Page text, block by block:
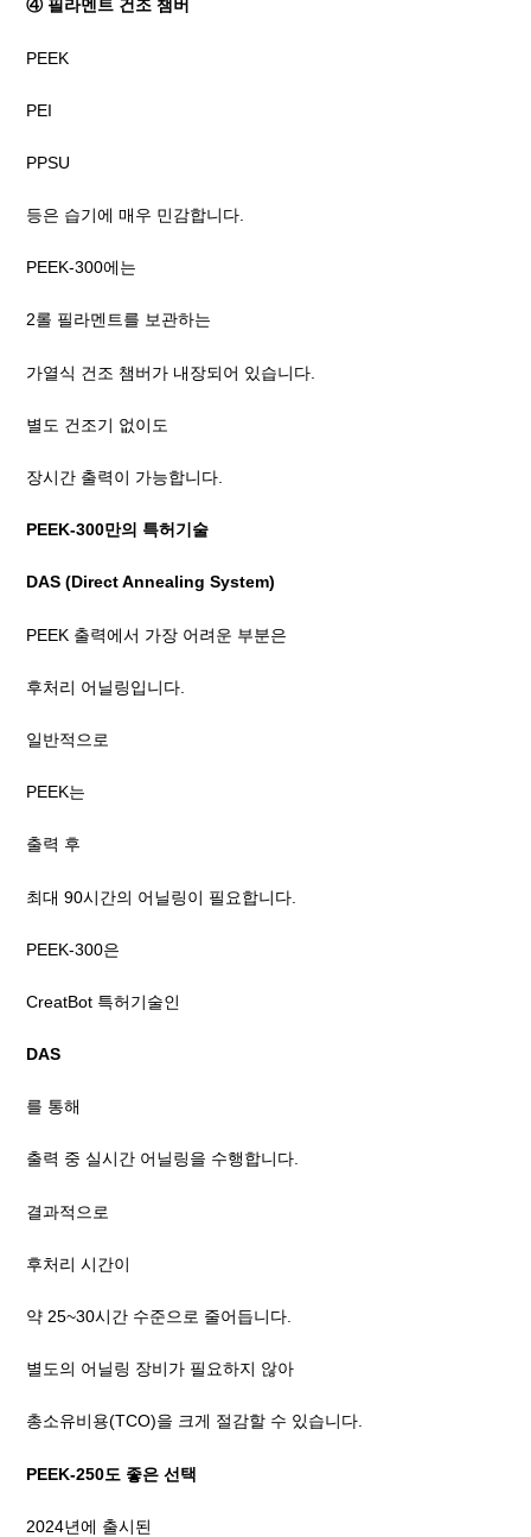
④ 필라멘트 건조 챔버
PEEK
PEI
PPSU
등은 습기에 매우 민감합니다.
PEEK-300에는
2롤 필라멘트를 보관하는
가열식 건조 챔버가 내장되어 있습니다.
별도 건조기 없이도
장시간 출력이 가능합니다.
PEEK-300만의 특허기술
DAS (Direct Annealing System)
PEEK 출력에서 가장 어려운 부분은
후처리 어닐링입니다.
일반적으로
PEEK는
출력 후
최대 90시간의 어닐링이 필요합니다.
PEEK-300은
CreatBot 특허기술인
DAS
를 통해
출력 중 실시간 어닐링을 수행합니다.
결과적으로
후처리 시간이
약 25~30시간 수준으로 줄어듭니다.
별도의 어닐링 장비가 필요하지 않아
총소유비용(TCO)을 크게 절감할 수 있습니다.
PEEK-250도 좋은 선택
2024년에 출시된